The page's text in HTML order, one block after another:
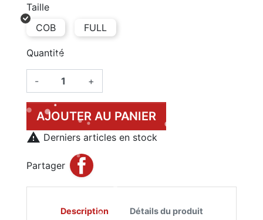
Taille
COB
FULL
Quantité
- +
AJOUTER AU PANIER
 Derniers articles en stock
Partager
Description Détails du produit